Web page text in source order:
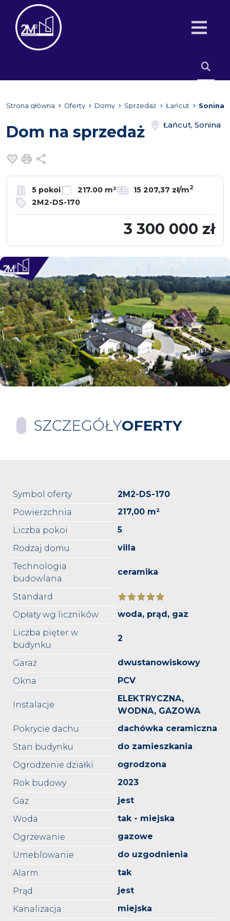
Strona główna Oferty Domy Sprzedaż Łańcut Sonina
Dom na sprzedaż Łańcut, Sonina
Dodaj do ulubionych
Drukuj
5 pokoi 217.00 m² 15 207,37 zł/m2
2M2-DS-170
3 300 000 zł
SZCZEGÓŁYOFERTY
Symbol oferty
2M2-DS-170
Powierzchnia
217,00 m²
Liczba pokoi
5
Rodzaj domu
villa
Technologia
budowlana
ceramika
Standard
Opłaty wg liczników
woda, prąd, gaz
Liczba pięter w
budynku
2
Garaż
dwustanowiskowy
Okna
PCV
Instalacje
ELEKTRYCZNA,
WODNA, GAZOWA
Pokrycie dachu
dachówka ceramiczna
Stan budynku
do zamieszkania
Ogrodzenie działki
ogrodzona
Rok budowy
2023
Gaz
jest
Woda
tak - miejska
Ogrzewanie
gazowe
Umeblowanie
do uzgodnienia
Alarm
tak
Prąd
jest
Kanalizacja
miejska